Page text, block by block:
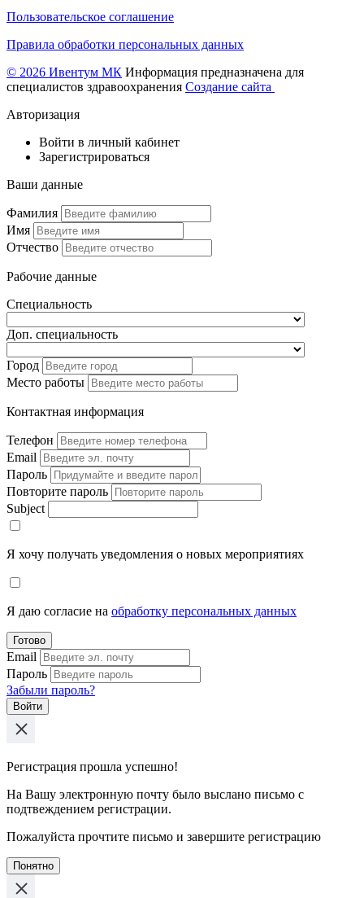
Пользовательское соглашение
Правила обработки персональных данных
© 2026 Ивентум МК Информация предназначена для
специалистов здравоохранения Создание сайта
Авторизация
Войти в личный кабинет
Зарегистрироваться
Ваши данные
Фамилия
Имя
Отчество
Рабочие данные
Специальность
Доп. специальность
Город
Место работы
Контактная информация
Телефон
Email
Пароль
Повторите пароль
Subject
Я хочу получать уведомления о новых мероприятиях
Я даю согласие на обработку персональных данных
Готово
Email
Пароль
Забыли пароль?
Войти
Регистрация прошла успешно!
На Вашу электронную почту было выслано письмо с
подтвеждением регистрации.
Пожалуйста прочтите письмо и завершите регистрацию
Понятно